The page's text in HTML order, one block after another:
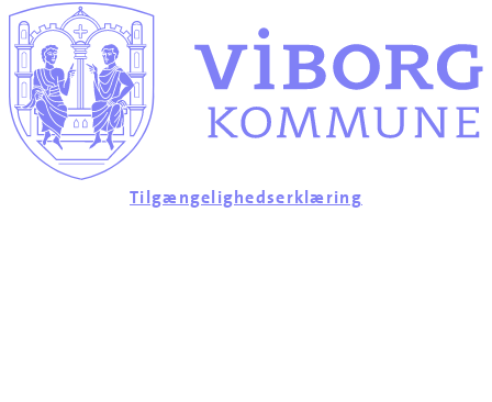
Tilgængelighedserklæring